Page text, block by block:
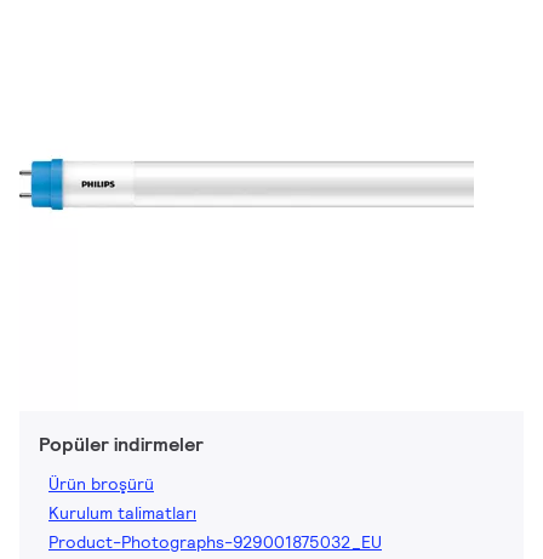
Popüler indirmeler
Ürün broşürü
Kurulum talimatları
Product-Photographs-929001875032_EU